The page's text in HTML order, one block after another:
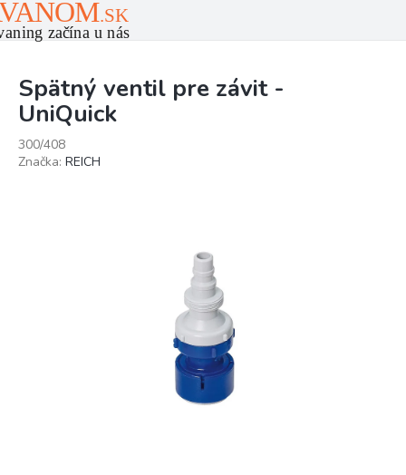
Spätný ventil pre závit -
UniQuick
300/408
Značka: REICH